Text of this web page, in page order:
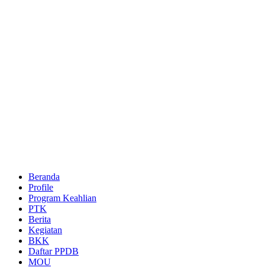
Beranda
Profile
Program Keahlian
PTK
Berita
Kegiatan
BKK
Daftar PPDB
MOU